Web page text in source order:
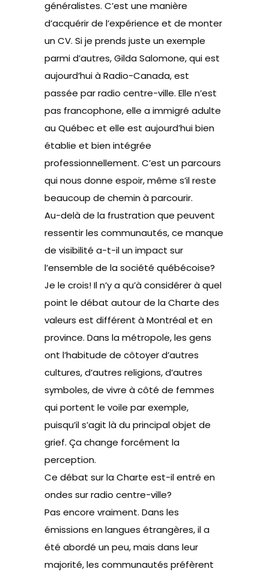
généralistes. C’est une manière
d’acquérir de l’expérience et de monter
un CV. Si je prends juste un exemple
parmi d’autres, Gilda Salomone, qui est
aujourd’hui à Radio-Canada, est
passée par radio centre-ville. Elle n’est
pas francophone, elle a immigré adulte
au Québec et elle est aujourd’hui bien
établie et bien intégrée
professionnellement. C’est un parcours
qui nous donne espoir, même s’il reste
beaucoup de chemin à parcourir.
Au-delà de la frustration que peuvent
ressentir les communautés, ce manque
de visibilité a-t-il un impact sur
l’ensemble de la société québécoise?
Je le crois! Il n’y a qu’à considérer à quel
point le débat autour de la Charte des
valeurs est différent à Montréal et en
province. Dans la métropole, les gens
ont l’habitude de côtoyer d’autres
cultures, d’autres religions, d’autres
symboles, de vivre à côté de femmes
qui portent le voile par exemple,
puisqu’il s’agit là du principal objet de
grief. Ça change forcément la
perception.
Ce débat sur la Charte est-il entré en
ondes sur radio centre-ville?
Pas encore vraiment. Dans les
émissions en langues étrangères, il a
été abordé un peu, mais dans leur
majorité, les communautés préfèrent